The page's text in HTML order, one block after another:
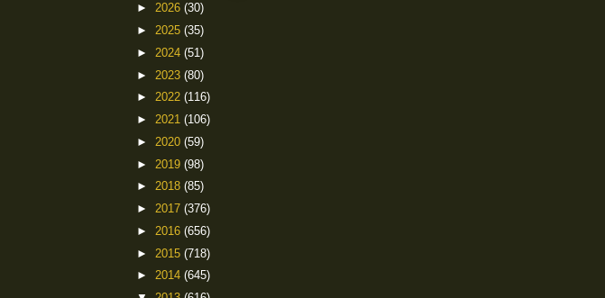
► 2026 (30)
► 2025 (35)
► 2024 (51)
► 2023 (80)
► 2022 (116)
► 2021 (106)
► 2020 (59)
► 2019 (98)
► 2018 (85)
► 2017 (376)
► 2016 (656)
► 2015 (718)
► 2014 (645)